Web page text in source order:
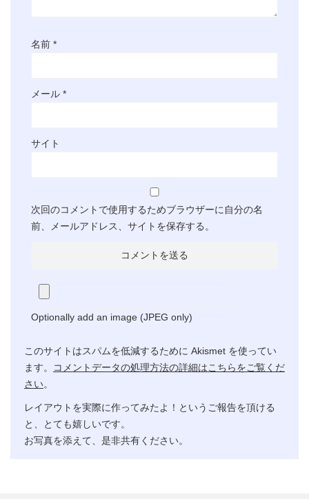
名前 *
メール *
サイト
次回のコメントで使用するためブラウザーに自分の名
前、メールアドレス、サイトを保存する。
Optionally add an image (JPEG only)
このサイトはスパムを低減するために Akismet を使ってい
ます。
コメントデータの処理方法の詳細はこちらをご覧くだ
さい。
レイアウトを実際に作ってみたよ！というご報告を頂ける
と、とても嬉しいです。
お写真を添えて、是非共有ください。